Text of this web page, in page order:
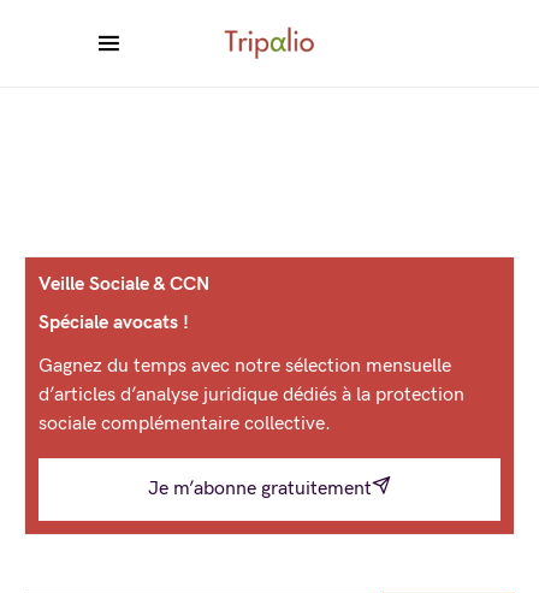
Veille Sociale & CCN
Spéciale avocats !
Gagnez du temps avec notre sélection mensuelle
d’articles d’analyse juridique dédiés à la protection
sociale complémentaire collective.
Je m’abonne gratuitement